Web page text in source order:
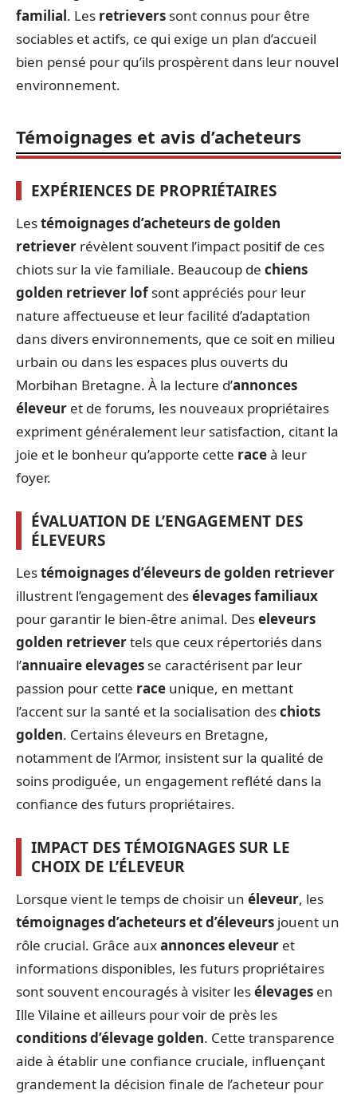
familial. Les retrievers sont connus pour être
sociables et actifs, ce qui exige un plan d’accueil
bien pensé pour qu’ils prospèrent dans leur nouvel
environnement.
Témoignages et avis d’acheteurs
EXPÉRIENCES DE PROPRIÉTAIRES
Lestémoignages d’acheteurs de golden
retriever révèlent souvent l’impact positif de ces
chiots sur la vie familiale. Beaucoup de chiens
golden retriever lofsont appréciés pour leur
nature affectueuse et leur facilité d’adaptation
dans divers environnements, que ce soit en milieu
urbain ou dans les espaces plus ouverts du
Morbihan Bretagne. À la lecture d’annonces
éleveur et de forums, les nouveaux propriétaires
expriment généralement leur satisfaction, citant la
joie et le bonheur qu’apporte cette raceà leur
foyer.
ÉVALUATION DE L’ENGAGEMENT DES
ÉLEVEURS
Lestémoignages d’éleveurs de golden retriever
illustrent l’engagement desélevages familiaux
pour garantir le bien-être animal. Deseleveurs
golden retrievertels que ceux répertoriés dans
l’annuaire elevages se caractérisent par leur
passion pour cette race unique, en mettant
l’accent sur la santé et la socialisation deschiots
golden. Certains éleveurs en Bretagne,
notamment de l’Armor, insistent sur la qualité de
soins prodiguée, un engagement reflété dans la
confiance des futurs propriétaires.
IMPACT DES TÉMOIGNAGES SUR LE
CHOIX DE L’ÉLEVEUR
Lorsque vient le temps de choisir un éleveur, les
témoignages d’acheteurs et d’éleveurs jouent un
rôle crucial. Grâce auxannonces eleveur et
informations disponibles, les futurs propriétaires
sont souvent encouragés à visiter lesélevages en
Ille Vilaine et ailleurs pour voir de près les
conditions d’élevage golden. Cette transparence
aide à établir une confiance cruciale, influençant
grandement la décision finale de l’acheteur pour